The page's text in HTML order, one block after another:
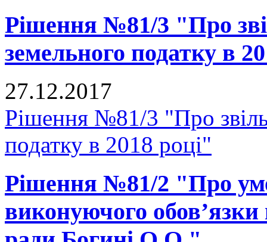
Рішення №81/3 "Про
земельного податку в
27.12.2017
Рішення №81/3 "Про
податку в 2018 році"
Рішення №81/2 "Про
виконуючого обов’язки